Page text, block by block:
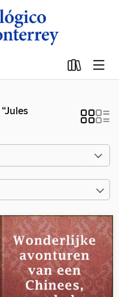
“Jules